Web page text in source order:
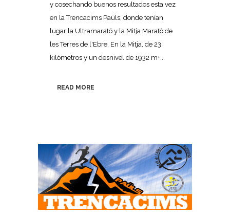
y cosechando buenos resultados esta vez
en la Trencacims Paüls, donde tenían
lugar la Ultramarató y la Mitja Marató de
les Terres de l'Ebre. En la Mitja, de 23
kilómetros y un desnivel de 1932 m+...
READ MORE